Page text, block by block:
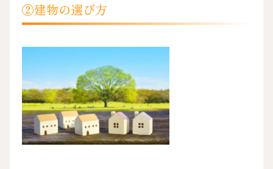
②建物の選び方